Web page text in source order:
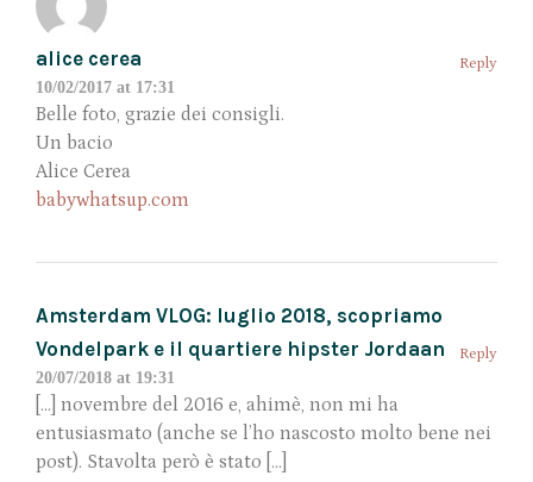
alice cerea
10/02/2017 at 17:31
Reply
Belle foto, grazie dei consigli.
Un bacio
Alice Cerea
babywhatsup.com
Amsterdam VLOG: luglio 2018, scopriamo
Vondelpark e il quartiere hipster Jordaan
20/07/2018 at 19:31
Reply
[…] novembre del 2016 e, ahimè, non mi ha
entusiasmato (anche se l’ho nascosto molto bene nei
post). Stavolta però è stato […]